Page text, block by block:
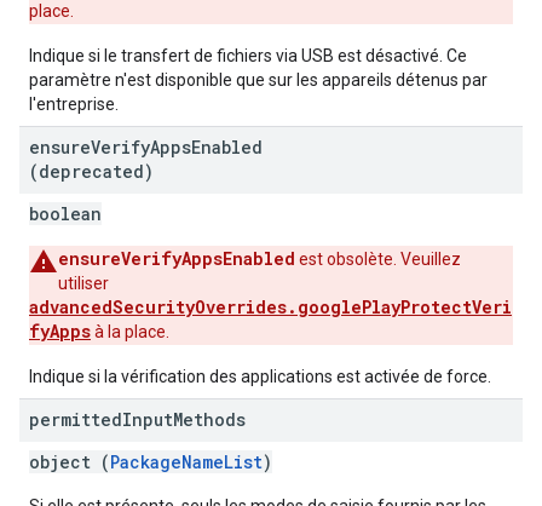
place.
Indique si le transfert de fichiers via USB est désactivé. Ce
paramètre n'est disponible que sur les appareils détenus par
l'entreprise.
ensureVerifyAppsEnabled
(deprecated)
boolean
ensureVerifyAppsEnabled est obsolète. Veuillez
utiliser
advancedSecurityOverrides.googlePlayProtectVeri
fyAppsà la place.
Indique si la vérification des applications est activée de force.
permittedInputMethods
object (PackageNameList)